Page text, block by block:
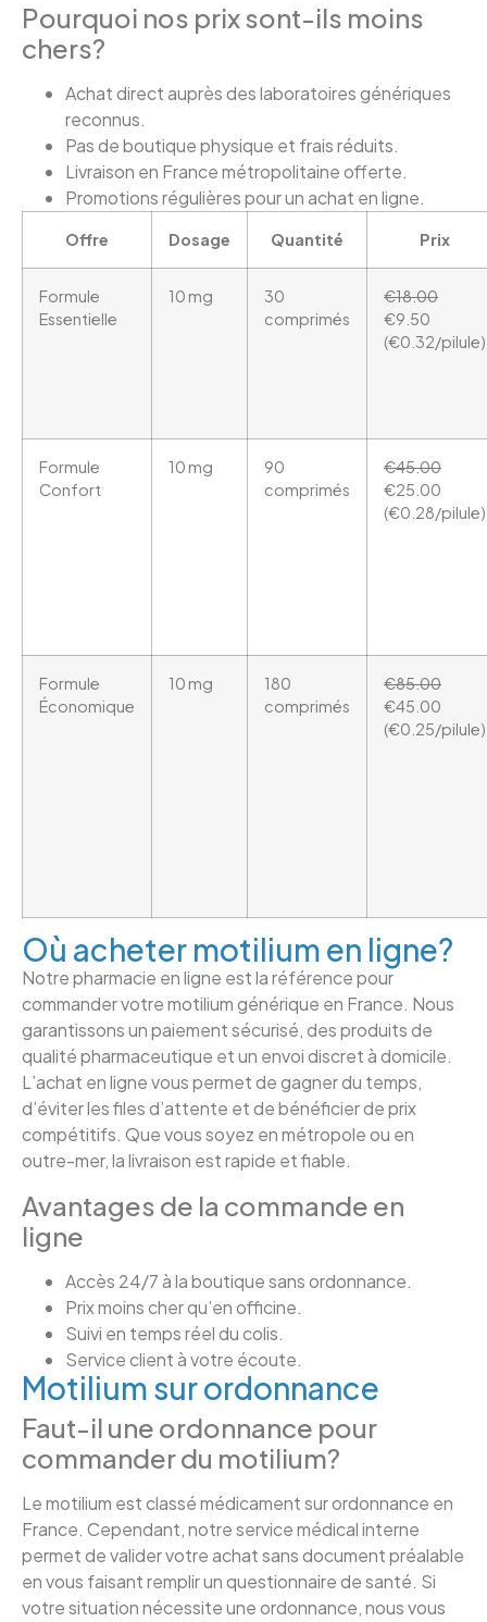
Pourquoi nos prix sont-ils moins
chers?
Achat direct auprès des laboratoires génériques
reconnus.
Pas de boutique physique et frais réduits.
Livraison en France métropolitaine offerte.
Promotions régulières pour un achat en ligne.
Offre Dosage Quantité Prix
Formule
Essentielle
10 mg
30
comprimés
€18.00
€9.50
(€0.32/pilule)
Formule
Confort
10 mg
90
comprimés
€45.00
€25.00
(€0.28/pilule)
Formule
Économique
10 mg
180
comprimés
€85.00
€45.00
(€0.25/pilule)
Où acheter motilium en ligne?
Notre pharmacie en ligne est la référence pour
commander votre motilium générique en France. Nous
garantissons un paiement sécurisé, des produits de
qualité pharmaceutique et un envoi discret à domicile.
L’achat en ligne vous permet de gagner du temps,
d’éviter les files d’attente et de bénéficier de prix
compétitifs. Que vous soyez en métropole ou en
outre-mer, la livraison est rapide et fiable.
Avantages de la commande en
ligne
Accès 24/7 à la boutique sans ordonnance.
Prix moins cher qu’en officine.
Suivi en temps réel du colis.
Service client à votre écoute.
Motilium sur ordonnance
Faut-il une ordonnance pour
commander du motilium?
Le motilium est classé médicament sur ordonnance en
France. Cependant, notre service médical interne
permet de valider votre achat sans document préalable
en vous faisant remplir un questionnaire de santé. Si
votre situation nécessite une ordonnance, nous vous